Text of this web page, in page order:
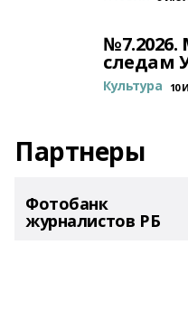
№7.2026.
следам
Культура 10
Партнеры
Фотобанк
журналистов РБ